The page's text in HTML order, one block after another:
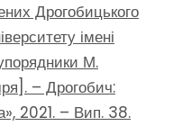
Дрогобицького
імені
М.
– Дрогобич:
2021. – Вип. 38.